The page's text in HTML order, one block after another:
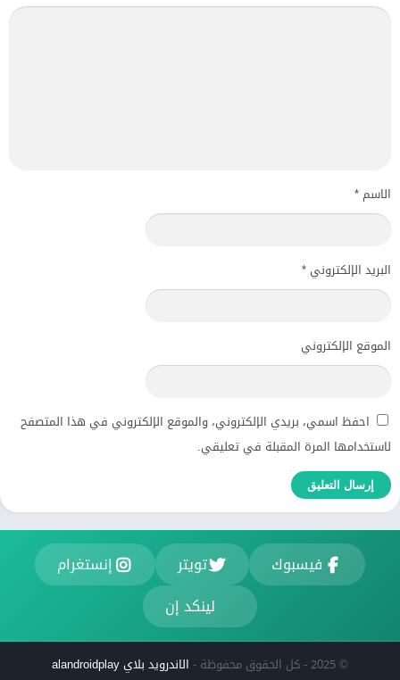
الاسم*
البريد الإلكتروني *
الموقع الإلكتروني
احفظ اسمي، بريدي الإلكتروني، والموقع الإلكتروني في هذا المتصفح
لاستخدامها المرة المقبلة في تعليقي.
فيسبوك تويتر
إنستغرام
لينكد إن
© 2025 - كل الحقوق محفوظة - الاندرويد بلاي alandroidplay